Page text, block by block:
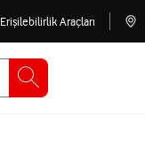
Erişilebilirlik Araçları